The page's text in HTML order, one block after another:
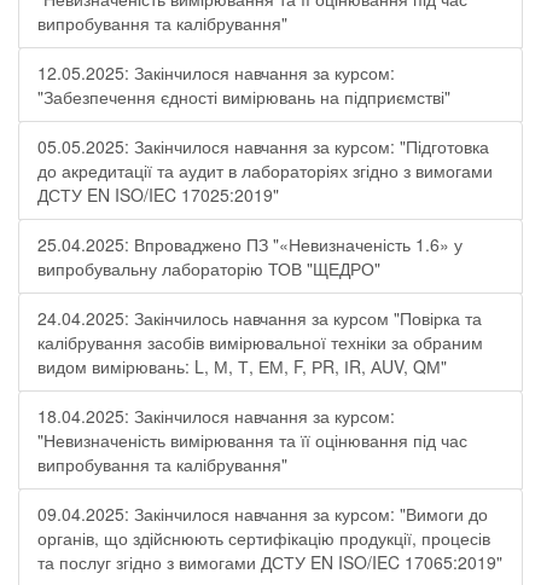
випробування та калібрування"
12.05.2025: Закінчилося навчання за курсом:
"Забезпечення єдності вимірювань на підприємстві"
05.05.2025: Закінчилося навчання за курсом: "Підготовка
до акредитації та аудит в лабораторіях згідно з вимогами
ДСТУ EN ISO/IEC 17025:2019"
25.04.2025: Впроваджено ПЗ "«Невизначеність 1.6» у
випробувальну лабораторію ТОВ "ЩЕДРО"
24.04.2025: Закінчилось навчання за курсом "Повірка та
калібрування засобів вимірювальної техніки за обраним
видом вимірювань: L, М, Т, ЕМ, F, РR, ІR, АUV, QМ"
18.04.2025: Закінчилося навчання за курсом:
"Невизначеність вимірювання та її оцінювання під час
випробування та калібрування"
09.04.2025: Закінчилося навчання за курсом: "Вимоги до
органів, що здійснюють сертифікацію продукції, процесів
та послуг згідно з вимогами ДСТУ EN ISO/IEC 17065:2019"